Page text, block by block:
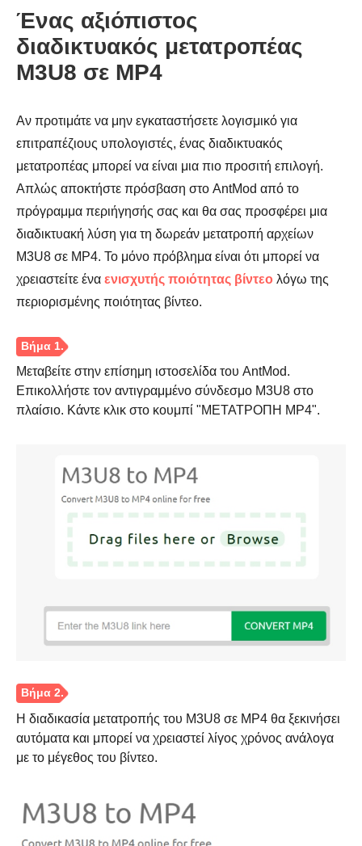
Ένας αξιόπιστος
διαδικτυακός μετατροπέας
M3U8 σε MP4
Αν προτιμάτε να μην εγκαταστήσετε λογισμικό για
επιτραπέζιους υπολογιστές, ένας διαδικτυακός
μετατροπέας μπορεί να είναι μια πιο προσιτή επιλογή.
Απλώς αποκτήστε πρόσβαση στο AntMod από το
πρόγραμμα περιήγησής σας και θα σας προσφέρει μια
διαδικτυακή λύση για τη δωρεάν μετατροπή αρχείων
M3U8 σε MP4. Το μόνο πρόβλημα είναι ότι μπορεί να
χρειαστείτε ένα ενισχυτής ποιότητας βίντεο λόγω της
περιορισμένης ποιότητας βίντεο.
Μεταβείτε στην επίσημη ιστοσελίδα του AntMod.
Επικολλήστε τον αντιγραμμένο σύνδεσμο M3U8 στο
πλαίσιο. Κάντε κλικ στο κουμπί "ΜΕΤΑΤΡΟΠΗ MP4".
Η διαδικασία μετατροπής του M3U8 σε MP4 θα ξεκινήσει
αυτόματα και μπορεί να χρειαστεί λίγος χρόνος ανάλογα
με το μέγεθος του βίντεο.